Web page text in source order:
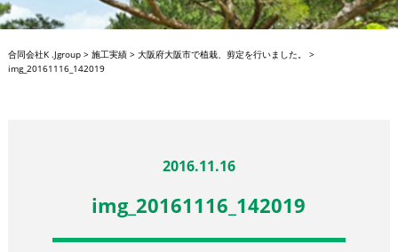
合同会社K .Jgroup> 施工実績> 大阪府大阪市で植栽、剪定を行いました。
>
img_20161116_142019
2016.11.16
img_20161116_142019